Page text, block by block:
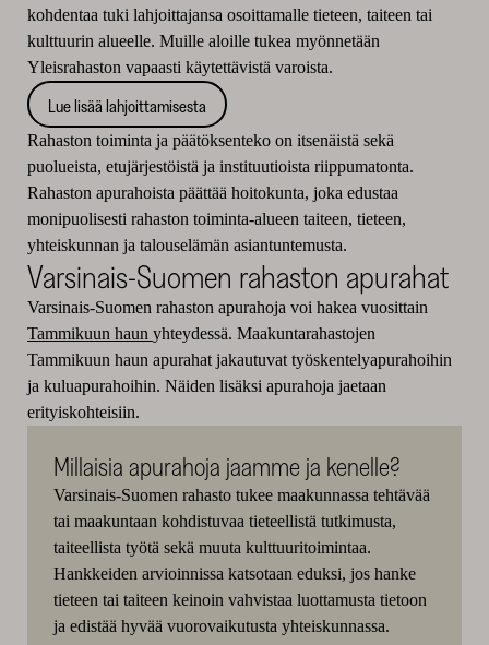
kohdentaa tuki lahjoittajansa osoittamalle tieteen, taiteen tai
kulttuurin alueelle. Muille aloille tukea myönnetään
Yleisrahaston vapaasti käytettävistä varoista.
Lue lisää lahjoittamisesta
Rahaston toiminta ja päätöksenteko on itsenäistä sekä
puolueista, etujärjestöistä ja instituutioista riippumatonta.
Rahaston apurahoista päättää hoitokunta, joka edustaa
monipuolisesti rahaston toiminta-alueen taiteen, tieteen,
yhteiskunnan ja talouselämän asiantuntemusta.
Varsinais-Suomen rahaston apurahat
Varsinais-Suomen rahaston apurahoja voi hakea vuosittain
Tammikuun haun yhteydessä. Maakuntarahastojen
Tammikuun haun apurahat jakautuvat työskentelyapurahoihin
ja kuluapurahoihin. Näiden lisäksi apurahoja jaetaan
erityiskohteisiin.
Millaisia apurahoja jaamme ja kenelle?
Varsinais-Suomen rahasto tukee maakunnassa tehtävää
tai maakuntaan kohdistuvaa tieteellistä tutkimusta,
taiteellista työtä sekä muuta kulttuuritoimintaa.
Hankkeiden arvioinnissa katsotaan eduksi, jos hanke
tieteen tai taiteen keinoin vahvistaa luottamusta tietoon
ja edistää hyvää vuorovaikutusta yhteiskunnassa.